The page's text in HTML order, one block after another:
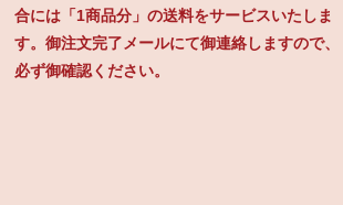
合には「1商品分」の送料をサービスいたしま
す。御注文完了メールにて御連絡しますので、
必ず御確認ください。